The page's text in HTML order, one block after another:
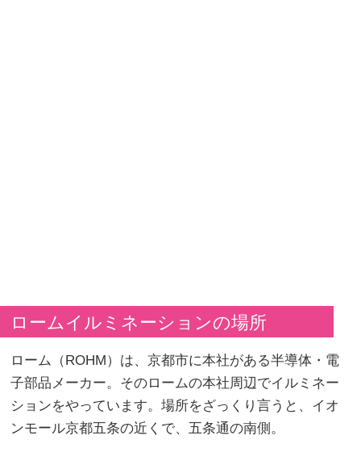
ロームイルミネーションの場所
ローム（ROHM）は、京都市に本社がある半導体・電
子部品メーカー。そのロームの本社周辺でイルミネー
ションをやっています。場所をざっくり言うと、イオ
ンモール京都五条の近くで、五条通の南側。